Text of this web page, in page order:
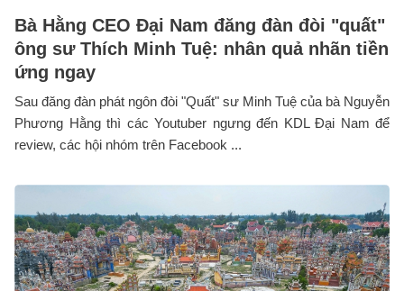
Bà Hằng CEO Đại Nam đăng đàn đòi "quất"
ông sư Thích Minh Tuệ: nhân quả nhãn tiền
ứng ngay
Sau đăng đàn phát ngôn đòi "Quất" sư Minh Tuệ của bà Nguyễn
Phương Hằng thì các Youtuber ngưng đến KDL Đại Nam để
review, các hội nhóm trên Facebook ...